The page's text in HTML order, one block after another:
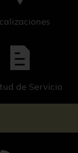
de Servicio